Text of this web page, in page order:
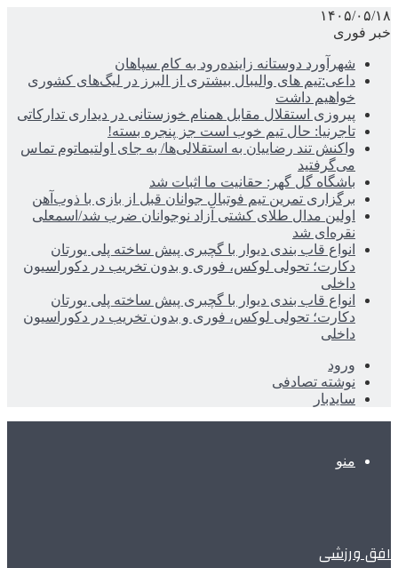
۱۴۰۵/۰۵/۱۸
خبر فوری
شهرآورد دوستانه زاینده‌رود به کام سپاهان
داعی:تیم های والیبال بیشتری از البرز در لیگ‌های کشوری
خواهیم داشت
پیروزی استقلال مقابل همنام خوزستانی در دیداری تدارکاتی
تاجرنیا: حال تیم خوب است جز پنجره بسته!
واکنش تند رضاییان به استقلالی‌ها/ به جای اولتیماتوم تماس
می‌گرفتید
باشگاه گل گهر: حقانیت ما اثبات شد
برگزاری تمرین تیم فوتبال جوانان قبل از بازی با ذوب‌آهن
اولین مدال طلای کشتی آزاد نوجوانان ضرب شد/اسمعلی
نقره‌ای شد
انواع قاب بندی دیوار با گچبری پیش ساخته پلی یورتان
دکارت؛ تحولی لوکس، فوری و بدون تخریب در دکوراسیون
داخلی
انواع قاب بندی دیوار با گچبری پیش ساخته پلی یورتان
دکارت؛ تحولی لوکس، فوری و بدون تخریب در دکوراسیون
داخلی
ورود
نوشته تصادفی
سایدبار
منو
افق ورزشی